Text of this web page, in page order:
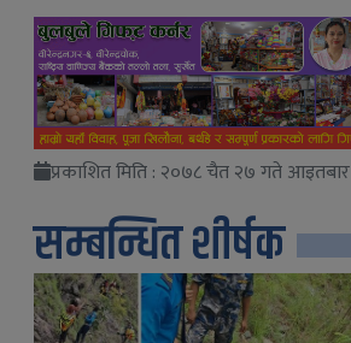
प्रकाशित मिति : २०७८ चैत २७ गते आइतबार
सम्बन्धित शीर्षक